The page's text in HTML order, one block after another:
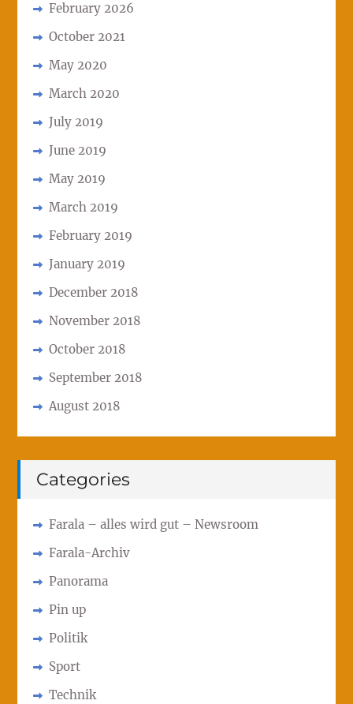
February 2026
October 2021
May 2020
March 2020
July 2019
June 2019
May 2019
March 2019
February 2019
January 2019
December 2018
November 2018
October 2018
September 2018
August 2018
Categories
Farala – alles wird gut – Newsroom
Farala-Archiv
Panorama
Pin up
Politik
Sport
Technik